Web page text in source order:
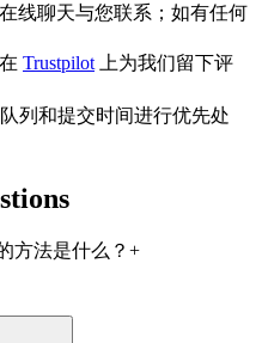
线聊天与您联系；如有任何
Trustpilot 上为我们留下评
列和提交时间进行优先处
方法是什么？ +